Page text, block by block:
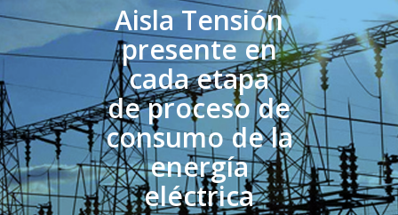
Aisla Tensión
presente en
cada etapa
de proceso de
consumo de la
energía
eléctrica